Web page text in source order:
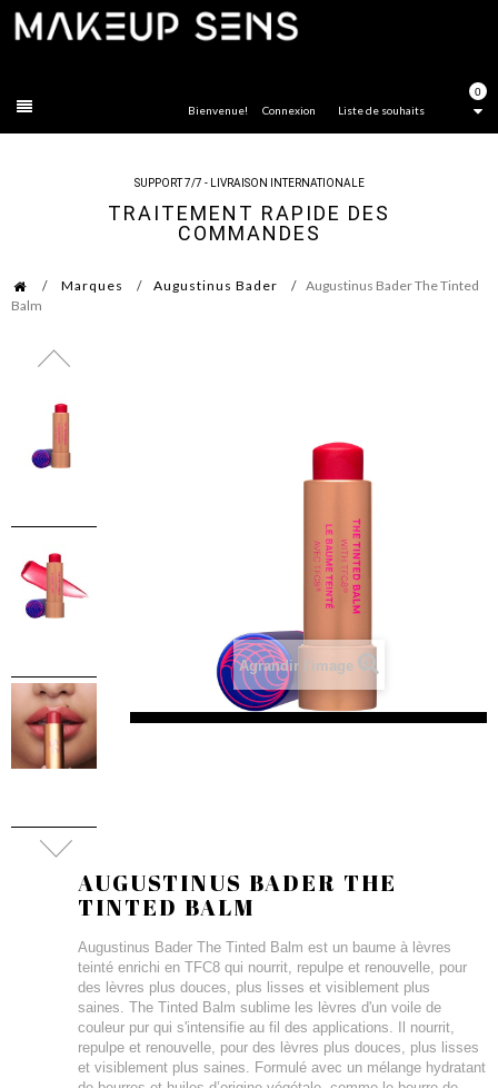
0
Liste de souhaits
Bienvenue! Connexion
SUPPORT 7/7 - LIVRAISON INTERNATIONALE
TRAITEMENT RAPIDE DES
COMMANDES
Marques Augustinus Bader
Augustinus Bader The Tinted
Balm
Agrandir l'image
AUGUSTINUS BADER THE
TINTED BALM
Augustinus Bader The Tinted Balm est un baume à lèvres
teinté enrichi en TFC8 qui nourrit, repulpe et renouvelle, pour
des lèvres plus douces, plus lisses et visiblement plus
saines. The Tinted Balm sublime les lèvres d'un voile de
couleur pur qui s'intensifie au fil des applications. Il nourrit,
repulpe et renouvelle, pour des lèvres plus douces, plus lisses
et visiblement plus saines. Formulé avec un mélange hydratant